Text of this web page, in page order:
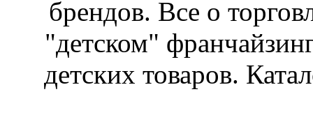
брендов. Все о
"детском"
детских товаров.